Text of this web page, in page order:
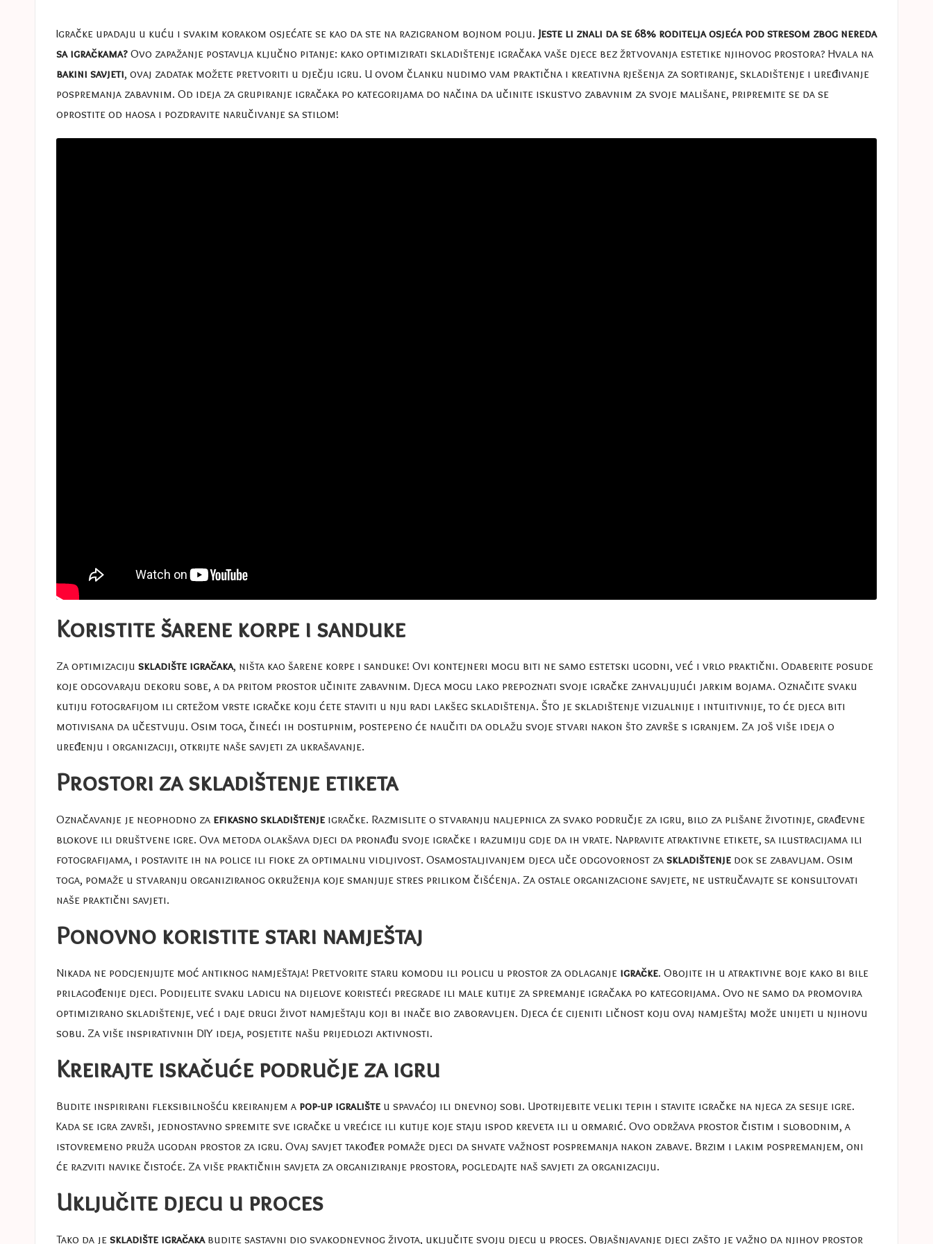
s
a
s
t
Igračke upadaju u kuću i svakim korakom osjećate se kao da ste na razigranom bojnom polju. Jeste li znali da se 68% roditelja osjeća pod stresom zbog nereda
sa igračkama? Ovo zapažanje postavlja ključno pitanje: kako optimizirati skladištenje igračaka vaše djece bez žrtvovanja estetike njihovog prostora? Hvala na
bakini savjeti, ovaj zadatak možete pretvoriti u dječju igru. U ovom članku nudimo vam praktična i kreativna rješenja za sortiranje, skladištenje i uređivanje
pospremanja zabavnim. Od ideja za grupiranje igračaka po kategorijama do načina da učinite iskustvo zabavnim za svoje mališane, pripremite se da se
oprostite od haosa i pozdravite naručivanje sa stilom!
Koristite šarene korpe i sanduke
Za optimizaciju skladište igračaka, ništa kao šarene korpe i sanduke! Ovi kontejneri mogu biti ne samo estetski ugodni, već i vrlo praktični. Odaberite posude
koje odgovaraju dekoru sobe, a da pritom prostor učinite zabavnim. Djeca mogu lako prepoznati svoje igračke zahvaljujući jarkim bojama. Označite svaku
kutiju fotografijom ili crtežom vrste igračke koju ćete staviti u nju radi lakšeg skladištenja. Što je skladištenje vizualnije i intuitivnije, to će djeca biti
motivisana da učestvuju. Osim toga, čineći ih dostupnim, postepeno će naučiti da odlažu svoje stvari nakon što završe s igranjem. Za još više ideja o
uređenju i organizaciji, otkrijte naše savjeti za ukrašavanje.
Prostori za skladištenje etiketa
Označavanje je neophodno za efikasno skladištenje igračke. Razmislite o stvaranju naljepnica za svako područje za igru, bilo za plišane životinje, građevne
blokove ili društvene igre. Ova metoda olakšava djeci da pronađu svoje igračke i razumiju gdje da ih vrate. Napravite atraktivne etikete, sa ilustracijama ili
fotografijama, i postavite ih na police ili fioke za optimalnu vidljivost. Osamostaljivanjem djeca uče odgovornost za skladištenje dok se zabavljam. Osim
toga, pomaže u stvaranju organiziranog okruženja koje smanjuje stres prilikom čišćenja. Za ostale organizacione savjete, ne ustručavajte se konsultovati
naše praktični savjeti.
Ponovno koristite stari namještaj
Nikada ne podcjenjujte moć antiknog namještaja! Pretvorite staru komodu ili policu u prostor za odlaganje igračke. Obojite ih u atraktivne boje kako bi bile
prilagođenije djeci. Podijelite svaku ladicu na dijelove koristeći pregrade ili male kutije za spremanje igračaka po kategorijama. Ovo ne samo da promovira
optimizirano skladištenje, već i daje drugi život namještaju koji bi inače bio zaboravljen. Djeca će cijeniti ličnost koju ovaj namještaj može unijeti u njihovu
sobu. Za više inspirativnih DIY ideja, posjetite našu prijedlozi aktivnosti.
Kreirajte iskačuće područje za igru
Budite inspirirani fleksibilnošću kreiranjem a pop-up igralište u spavaćoj ili dnevnoj sobi. Upotrijebite veliki tepih i stavite igračke na njega za sesije igre.
Kada se igra završi, jednostavno spremite sve igračke u vrećice ili kutije koje staju ispod kreveta ili u ormarić. Ovo održava prostor čistim i slobodnim, a
istovremeno pruža ugodan prostor za igru. Ovaj savjet također pomaže djeci da shvate važnost pospremanja nakon zabave. Brzim i lakim pospremanjem, oni
će razviti navike čistoće. Za više praktičnih savjeta za organiziranje prostora, pogledajte naš savjeti za organizaciju.
Uključite djecu u proces
Tako da je skladište igračakabudite sastavni dio svakodnevnog života, uključite svoju djecu u proces. Objašnjavanje djeci zašto je važno da njihov prostor